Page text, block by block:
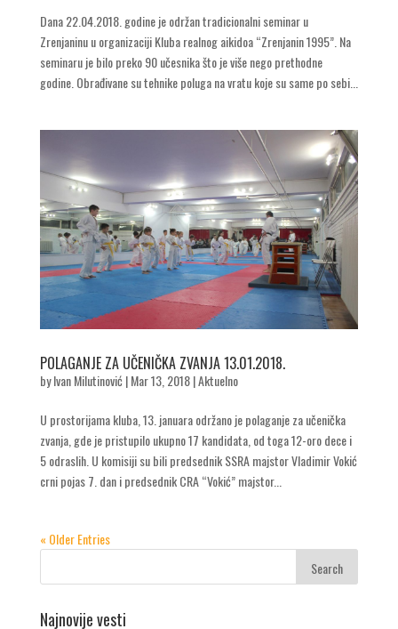
Dana 22.04.2018. godine je održan tradicionalni seminar u
Zrenjaninu u organizaciji Kluba realnog aikidoa “Zrenjanin 1995”. Na
seminaru je bilo preko 90 učesnika što je više nego prethodne
godine. Obrađivane su tehnike poluga na vratu koje su same po sebi...
POLAGANJE ZA UČENIČKA ZVANJA 13.01.2018.
byIvan Milutinović|Mar 13, 2018|Aktuelno
U prostorijama kluba, 13. januara održano je polaganje za učenička
zvanja, gde je pristupilo ukupno 17 kandidata, od toga 12-oro dece i
5 odraslih. U komisiji su bili predsednik SSRA majstor Vladimir Vokić
crni pojas 7. dan i predsednik CRA “Vokić” majstor...
« Older Entries
Najnovije vesti